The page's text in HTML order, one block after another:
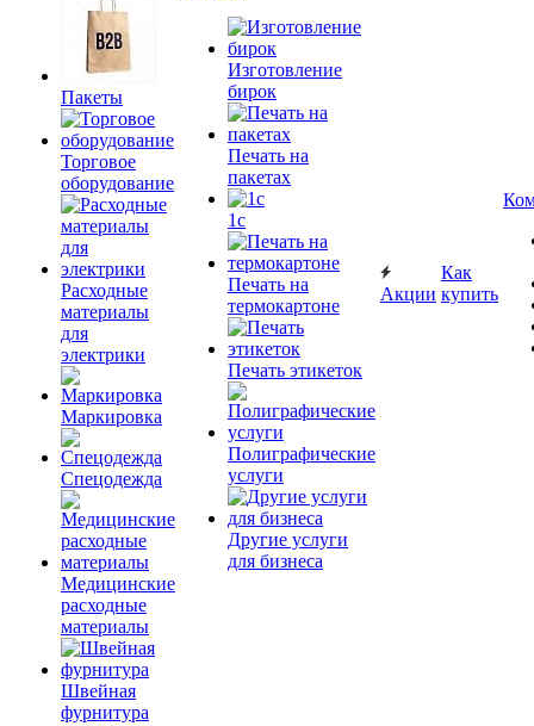
Пакеты
Торговое
оборудование
Расходные
материалы
для
электрики
Маркировка
Спецодежда
Медицинские
расходные
материалы
Швейная
фурнитура
Изготовление
бирок
Печать на
пакетах
1c
Печать на
термокартоне
Печать этикеток
Полиграфические
услуги
Другие услуги
для бизнеса
Акции
Как
купить